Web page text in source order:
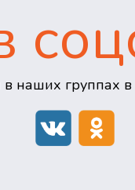
наших группах в